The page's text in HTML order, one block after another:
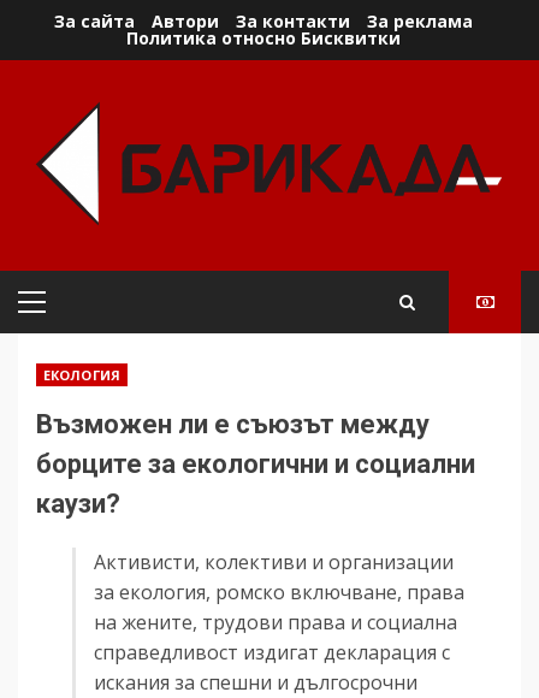
За сайта Автори За контакти За реклама
Политика относно Бисквитки
Primary
ЕКОЛОГИЯ
Възможен ли е съюзът между
борците за екологични и социални
каузи?
Активисти, колективи и организации
за екология, ромско включване, права
на жените, трудови права и социална
справедливост издигат декларация с
искания за спешни и дългосрочни